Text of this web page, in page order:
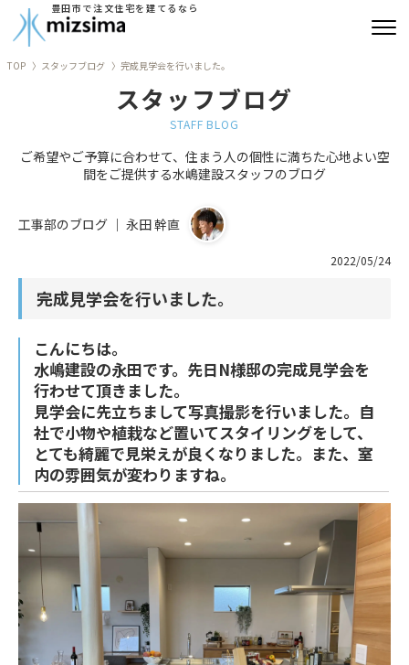
豊田市で注文住宅を建てるなら
リフォーム
会社情報
よくあるご質問
ブログ
ニュース
イベント情報
資料請求・お問い合わせ
TOP スタッフブログ 完成見学会を行いました。
スタッフブログ
STAFF BLOG
ご希望やご予算に合わせて、住まう人の個性に満ちた心地よい空
間をご提供する水嶋建設スタッフのブログ
工事部のブログ ｜ 永田 幹直
2022/05/24
完成見学会を行いました。
こんにちは。
水嶋建設の永田です。先日N様邸の完成見学会を
行わせて頂きました。
見学会に先立ちまして写真撮影を行いました。自
社で小物や植栽など置いてスタイリングをして、
とても綺麗で見栄えが良くなりました。また、室
内の雰囲気が変わりますね。